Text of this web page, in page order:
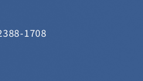
1708